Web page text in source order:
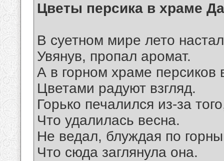
Цветы персика в храме
В суетном мире лето
Увянув, пропал аромат.
А в горном храме персиков
Цветами радуют взгляд.
Горько печалился из-за
Что удалилась весна.
Не ведал, блуждая по
Что сюда заглянула она.